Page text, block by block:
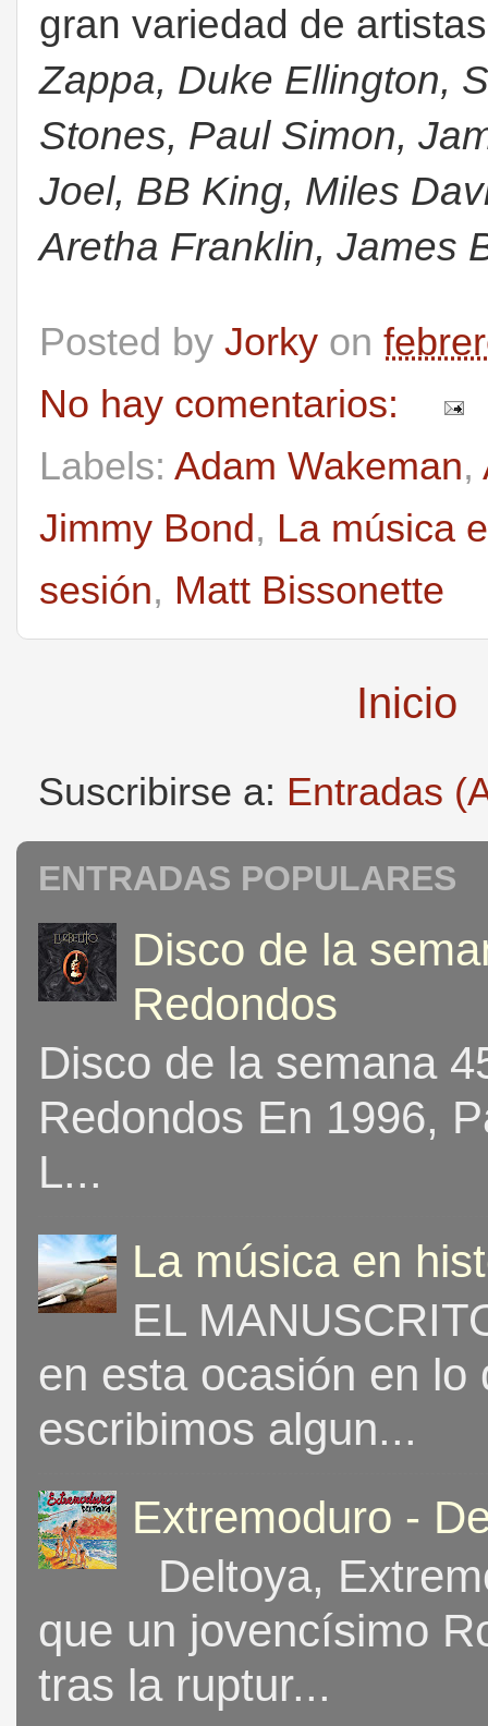
gran variedad de
Zappa, Duke Ellington,
Stones, Paul Simon,
Joel, BB King, Miles
Aretha Franklin, James
Posted by Jorky on
No hay comentarios:
Labels: Adam Wakeman,
Jimmy Bond , La música
sesión, Matt Bissonette
Inicio
Suscribirse a: Entradas
ENTRADAS POPULARES
Disco de la
Redondos
Disco de la semana
Redondos En 1996,
L...
La música en
EL
en esta ocasión en
escribimos algun...
Extremoduro -
Deltoya,
que un jovencísimo
tras la ruptur...